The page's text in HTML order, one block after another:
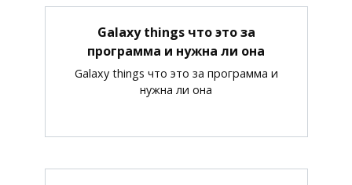
Galaxy things что это за
программа и нужна ли она
Galaxy things что это за программа и
нужна ли она